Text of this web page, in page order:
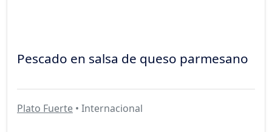
Pescado en salsa de queso parmesano
Plato Fuerte • Internacional